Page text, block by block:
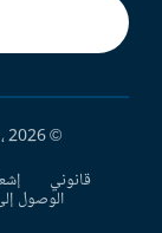
© 2026 ، مجموعة البنك الدولي جميع الحقوق محفوظة.
قانوني
الوصول